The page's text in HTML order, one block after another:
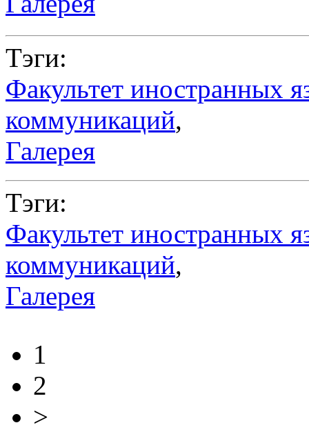
Тэги:
Факультет иностранных
коммуникаций,
Галерея
Тэги:
Факультет иностранных
коммуникаций,
Галерея
1
2
>